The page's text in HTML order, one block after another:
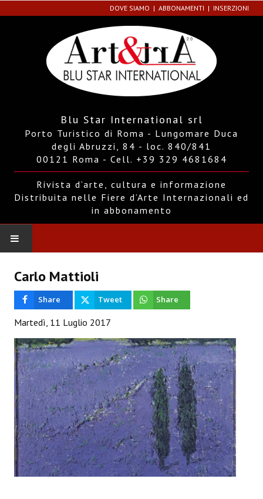
DOVE SIAMO ABBONAMENTI INSERZIONI
Blu Star International srl
Porto Turistico di Roma - Lungomare Duca
degli Abruzzi, 84 - loc. 840/841
00121 Roma - Cell. +39 329 4681684
Rivista d’arte, cultura e informazione
Distribuita nelle Fiere d’Arte Internazionali ed
in abbonamento
EVENTI & FIERE
RIVISTA
Ultime 5 Riviste
LABORATORIO ACCA
Video Laboratorio Acca
Artisti Laboratorio Acca
Una sera con Laboratorio AccA
Mostra "Roma Contemporanea"
Carlo Mattioli
Share Tweet Share
Martedì, 11 Luglio 2017